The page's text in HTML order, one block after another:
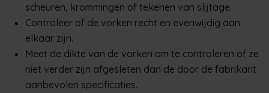
scheuren, krommingen of tekenen van slijtage.
Controleer of de vorken recht en evenwijdig aan
elkaar zijn.
Meet de dikte van de vorken om te controleren of ze
niet verder zijn afgesleten dan de door de fabrikant
aanbevolen specificaties.